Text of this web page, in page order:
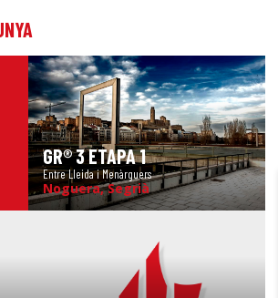
GR® 3 ETAPA 1
Entre Lleida i Menàrguers
Noguera, Segrià